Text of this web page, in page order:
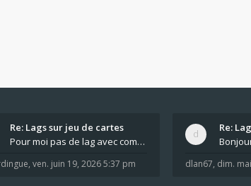
Re: Lags sur jeu de cartes
Pour moi pas de lag avec comme navigateur Chrome
, ven. juin 19, 2026 5:37 pm
Re:
dlan67, dim.